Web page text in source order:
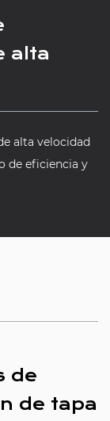
alta
alta velocidad
de eficiencia y
de
de tapa